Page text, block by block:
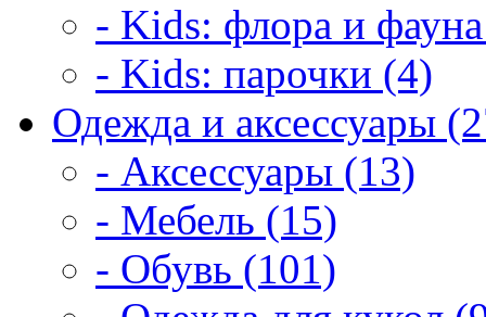
- Kids: флора и
- Kids: парочки (4)
Одежда и аксессуары
- Аксессуары (13)
- Мебель (15)
- Обувь (101)